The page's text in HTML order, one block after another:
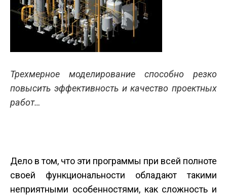
Трехмерное моделирование способно резко
повысить эффективность и качество проектных
работ…
Дело в том, что эти программы при всей полноте
своей функциональности обладают такими
неприятными особенностями, как сложность и